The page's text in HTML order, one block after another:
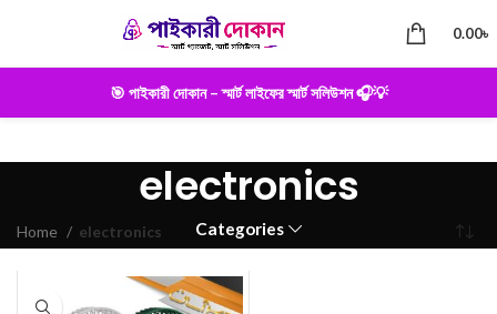
0.00৳
🎯 পাইকারী দোকান – স্মার্ট লাইফের স্মার্ট সলিউশন 🎧💡
electronics
Categories
Home electronics